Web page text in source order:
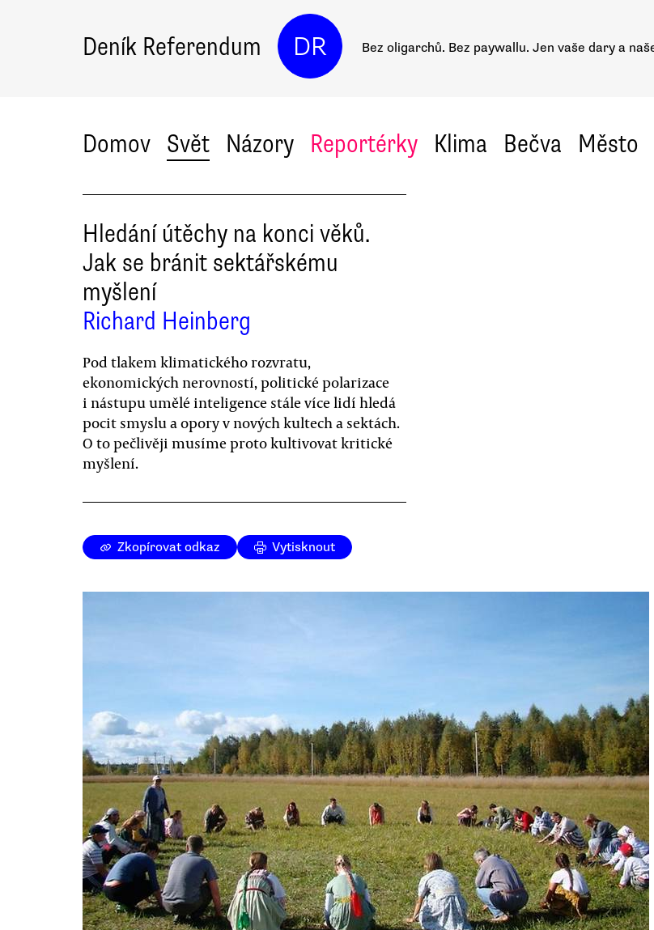
Deník Referendum DR Bez oligarchů. Bez paywallu. Jen vaše dary a
Domov Svět Názory Reportérky Klima Bečva Město
Hledání útěchy na konci věků.
Jak se bránit sektářskému
myšlení
Richard Heinberg
Pod tlakem klimatického rozvratu,
ekonomických nerovností, politické polarizace
i nástupu umělé inteligence stále více lidí hledá
pocit smyslu a opory v nových kultech a sektách.
O to pečlivěji musíme proto kultivovat kritické
myšlení.
Zkopírovat odkaz Vytisknout